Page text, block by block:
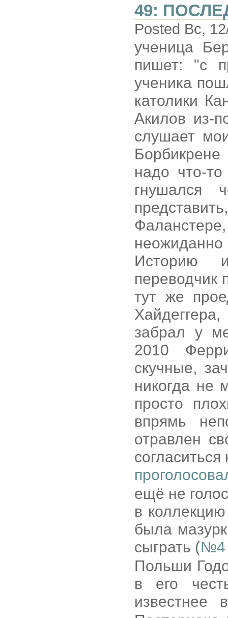
49:
Posted Вс,
ученица
пишет: "с
ученика
католики
Акилов из-
слушает
надо что-
гнушался
Историю
переводчик
тут же
забрал у
2010
скучные,
никогда не
просто
впрямь
отравлен
ещё не
в
была
сыграть (№4
Польши
в его